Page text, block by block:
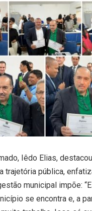
Iêdo Elias,
trajetória pública,
municipal impõe:
se encontra e, a